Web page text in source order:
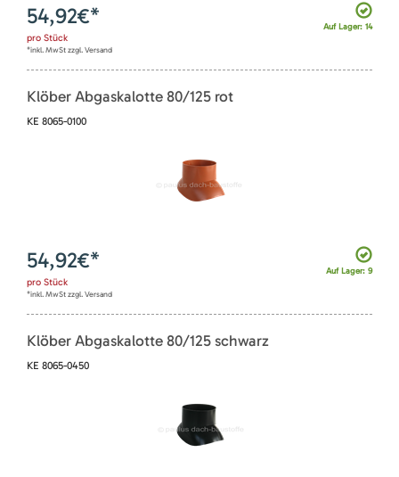
Auf Lager: 14
54,92€*
pro Stück
*inkl. MwSt zzgl. Versand
Klöber Abgaskalotte 80/125 rot
KE 8065-0100
Auf Lager: 9
54,92€*
pro Stück
*inkl. MwSt zzgl. Versand
Klöber Abgaskalotte 80/125 schwarz
KE 8065-0450